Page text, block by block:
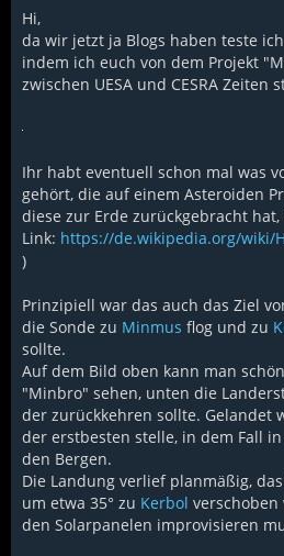
Hi,
da wir jetzt ja Blogs haben teste
indem ich euch von dem Projekt
zwischen UESA und CESRA Zeiten
Ihr habt eventuell schon mal was
gehört, die auf einem Asteroiden
diese zur Erde zurückgebracht
Link: https://de.wikipedia.org/wiki/
)
Prinzipiell war das auch das Ziel
die Sonde zu Minmus flog und zu
sollte.
Auf dem Bild oben kann man
"Minbro" sehen, unten die
der zurückkehren sollte. Gelandet
der erstbesten stelle, in dem Fall
den Bergen.
Die Landung verlief planmäßig,
um etwa 35° zu Kerbol
den Solarpanelen improvisieren